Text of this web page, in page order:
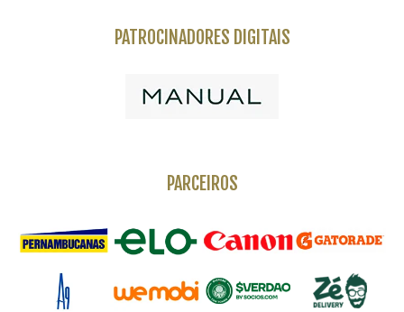
PATROCINADORES DIGITAIS
PARCEIROS